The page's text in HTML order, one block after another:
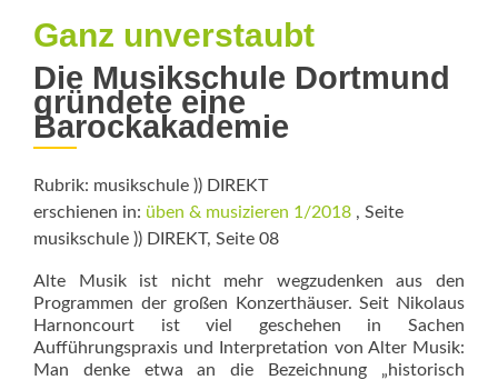
Ganz unverstaubt
Die Musikschule Dortmund
gründete eine
Barockakademie
Rubrik: musikschule )) DIREKT
erschienen in: üben & musizieren 1/2018 , Seite
musikschule )) DIREKT, Seite 08
Alte Musik ist nicht mehr wegzudenken aus den
Programmen der großen Konzerthäuser. Seit Nikolaus
Harnoncourt ist viel geschehen in Sachen
Aufführungspraxis und Interpretation von Alter Musik:
Man denke etwa an die Bezeichnung „historisch